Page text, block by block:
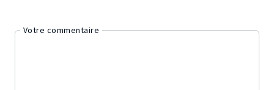
Votre commentaire